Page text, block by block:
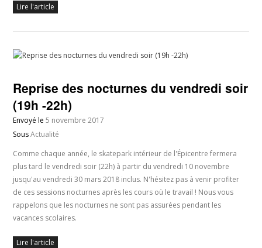
Lire l'article
Reprise des nocturnes du vendredi soir
(19h -22h)
Envoyé le5 novembre 2017
SousActualité
Comme chaque année, le skatepark intérieur de l'Épicentre fermera
plus tard le vendredi soir (22h) à partir du vendredi 10 novembre
jusqu'au vendredi 30 mars 2018 inclus. N'hésitez pas à venir profiter
de ces sessions nocturnes après les cours où le travail ! Nous vous
rappelons que les nocturnes ne sont pas assurées pendant les
vacances scolaires.
Lire l'article